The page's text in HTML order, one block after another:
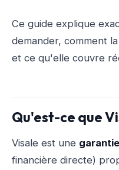
Ce guide explique
demander, comment
et ce qu'elle couvre
Qu'est-ce que
Visale est une
financière directe)